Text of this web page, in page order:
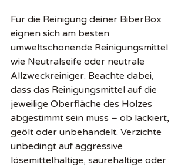
Für die Reinigung deiner BiberBox
eignen sich am besten
umweltschonende Reinigungsmittel
wie Neutralseife oder neutrale
Allzweckreiniger. Beachte dabei,
dass das Reinigungsmittel auf die
jeweilige Oberfläche des Holzes
abgestimmt sein muss – ob lackiert,
geölt oder unbehandelt. Verzichte
unbedingt auf aggressive
lösemittelhaltige, säurehaltige oder